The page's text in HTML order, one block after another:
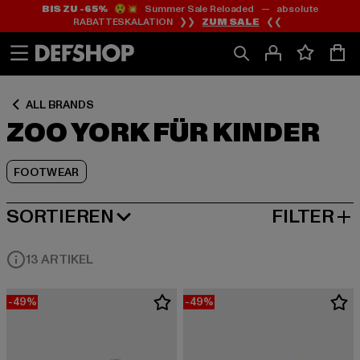
Zum
Inhalt
springen
Zum
Fußzeile
springen
BIS ZU -65%😲💥 Summer Sale Reloaded — absolute
RABATTESKALATION ❯❯ ZUM SALE ❮❮
ALL BRANDS
ZOO YORK FÜR KINDER
FOOTWEAR
Zum
Produktraster
springen
SORTIEREN
BELIEBTESTE FILTER
13 ARTIKEL
-49% -49%